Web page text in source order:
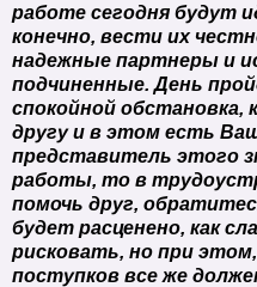
работе сегодня будут
конечно, вести их
надежные партнеры и
подчиненные. День
спокойной обстановка,
другу и в этом есть
представитель этого
работы, то в
помочь друг,
будет расценено, как
рисковать, но при
поступков все же